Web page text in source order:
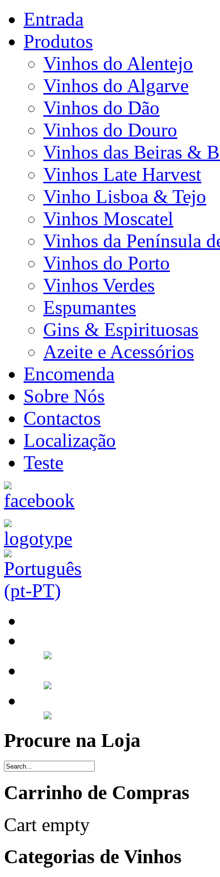
Entrada
Produtos
Vinhos do Alentejo
Vinhos do Algarve
Vinhos do Dão
Vinhos do Douro
Vinhos das Beiras &
Vinhos Late Harvest
Vinho Lisboa & Tejo
Vinhos Moscatel
Vinhos da Península
Vinhos do Porto
Vinhos Verdes
Espumantes
Gins & Espirituosas
Azeite e Acessórios
Encomenda
Sobre Nós
Contactos
Localização
Teste
Procure na Loja
Carrinho de Compras
Cart empty
Categorias de Vinhos